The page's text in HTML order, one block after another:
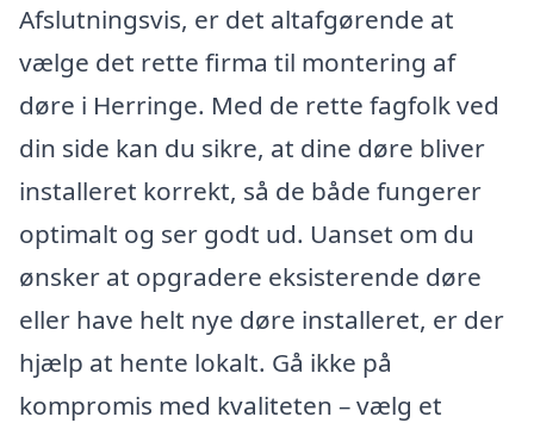
Afslutningsvis, er det altafgørende at
vælge det rette firma til montering af
døre i Herringe. Med de rette fagfolk ved
din side kan du sikre, at dine døre bliver
installeret korrekt, så de både fungerer
optimalt og ser godt ud. Uanset om du
ønsker at opgradere eksisterende døre
eller have helt nye døre installeret, er der
hjælp at hente lokalt. Gå ikke på
kompromis med kvaliteten – vælg et